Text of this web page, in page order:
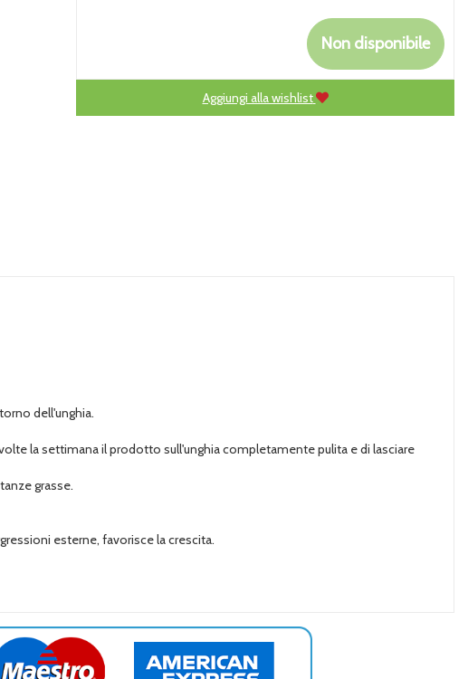
Non disponibile
Aggiungi alla wishlist
dell'unghia.
la settimana il prodotto sull'unghia completamente pulita e di lasciare
grasse.
esterne, favorisce la crescita.